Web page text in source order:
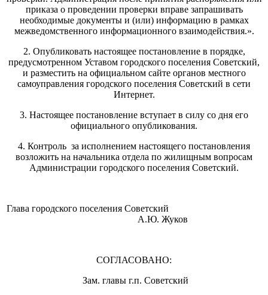
приказа о проведении проверки вправе запрашивать
необходимые документы и (или) информацию в рамках
межведомственного информационного взаимодействия.».
2. Опубликовать настоящее постановление в порядке,
предусмотренном Уставом городского поселения Советский,
и разместить на официальном сайте органов местного
самоуправления городского поселения Советский в сети
Интернет.
3. Настоящее постановление вступает в силу со дня его
официального опубликования.
4. Контроль за исполнением настоящего постановления
возложить на начальника отдела по жилищным вопросам
Администрации городского поселения Советский.
Глава городского поселения Советский
А.Ю. Жуков
СОГЛАСОВАНО:
Зам. главы г.п. Советский